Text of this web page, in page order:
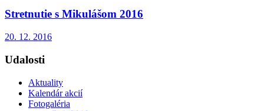
Stretnutie s Mikulášom 2016
20. 12. 2016
Udalosti
Aktuality
Kalendár akcií
Fotogaléria